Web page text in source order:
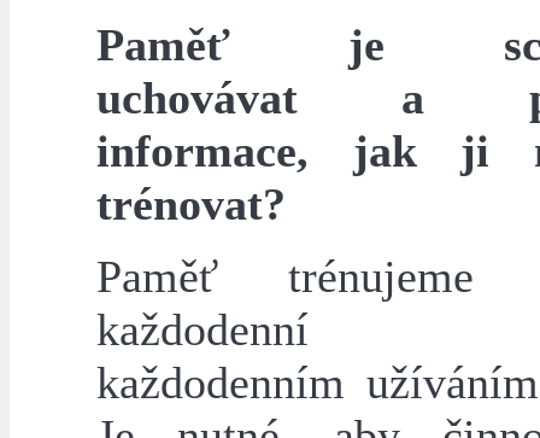
Paměť je
uchovávat a
informace, jak ji
trénovat?
Paměť trénujeme
každodenní
každodenním